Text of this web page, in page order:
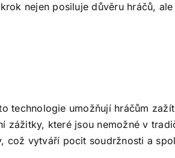
nejen posiluje důvěru hráčů,
technologie umožňují hráčům
které jsou nemožné v
což vytváří pocit soudržnosti a